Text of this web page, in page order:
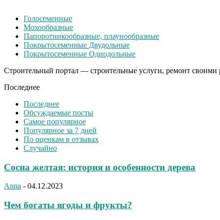
Голосеменные
Мохообразные
Папоротникообразные, плаунообразные
Покрытосеменные Двудольные
Покрытосеменные Однодольные
Строительный портал — строительные услуги, ремонт своими
Последнее
Последнее
Обсуждаемые посты
Самое популярное
Популярное за 7 дней
По оценкам в отзывах
Случайно
Сосна желтая: история и особенности дерева
Anna - 04.12.2023
Чем богаты ягоды и фрукты?